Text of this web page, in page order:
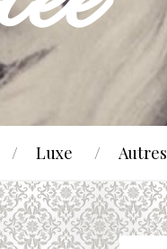
Luxe Autres